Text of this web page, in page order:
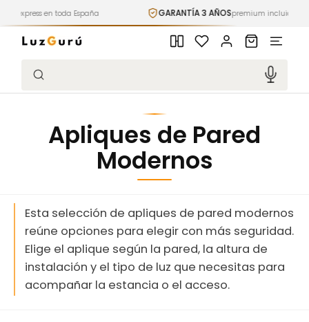
directamente
al contenido
toda España GARANTÍA 3 AÑOSpremium incluida
Búsqueda
Iniciar
sesión
Carrito
Apliques de Pared
Modernos
Esta selección de apliques de pared modernos
reúne opciones para elegir con más seguridad.
Elige el aplique según la pared, la altura de
instalación y el tipo de luz que necesitas para
acompañar la estancia o el acceso.